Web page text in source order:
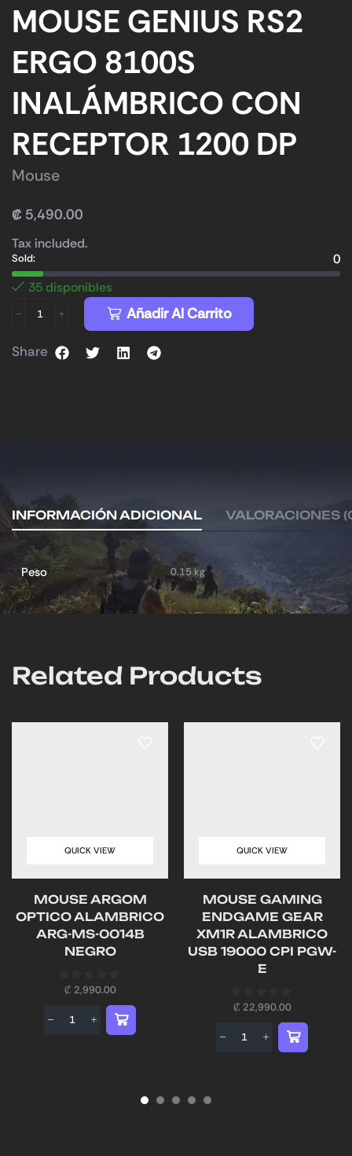
MOUSE GENIUS RS2
ERGO 8100S
INALÁMBRICO CON
RECEPTOR 1200 DP
Mouse
₡ 5,490.00
Tax included.
Sold:
0
35 disponibles
Añadir Al Carrito
Share
INFORMACIÓN ADICIONAL VALORACIONES
Peso 0.15 kg
Related Products
QUICK VIEW
MOUSE ARGOM
OPTICO ALAMBRICO
ARG-MS-0014B
NEGRO
₡ 2,990.00
QUICK VIEW
MOUSE GAMING
ENDGAME GEAR
XM1R ALAMBRICO
USB 19000 CPI PGW-
E
₡ 22,990.00